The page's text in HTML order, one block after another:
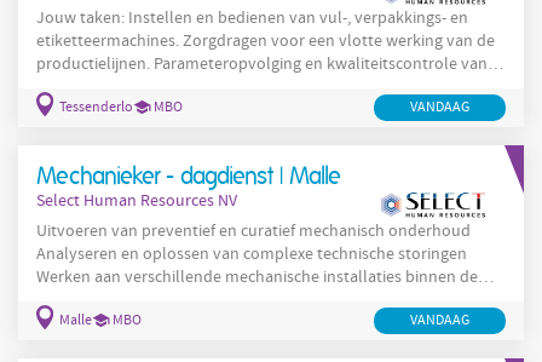
Jouw taken: Instellen en bedienen van vul-, verpakkings- en
etiketteermachines. Zorgdragen voor een vlotte werking van de
productielijnen. Parameteropvolging en kwaliteitscontrole van
grondstoffen en producten. Oplossen van kleine technische
storingen (opleiding voorzien). Orde, netheid en veiligheid op de
Tessenderlo MBO VANDAAG
Mechanieker - dagdienst | Malle
Select Human Resources NV
Uitvoeren van preventief en curatief mechanisch onderhoud
Analyseren en oplossen van complexe technische storingen
Werken aan verschillende mechanische installaties binnen de
productieomgeving Toepassen van kennis mechanica,
pneumatica en TIG-lassen Lezen en interpreteren van technische
Malle MBO VANDAAG